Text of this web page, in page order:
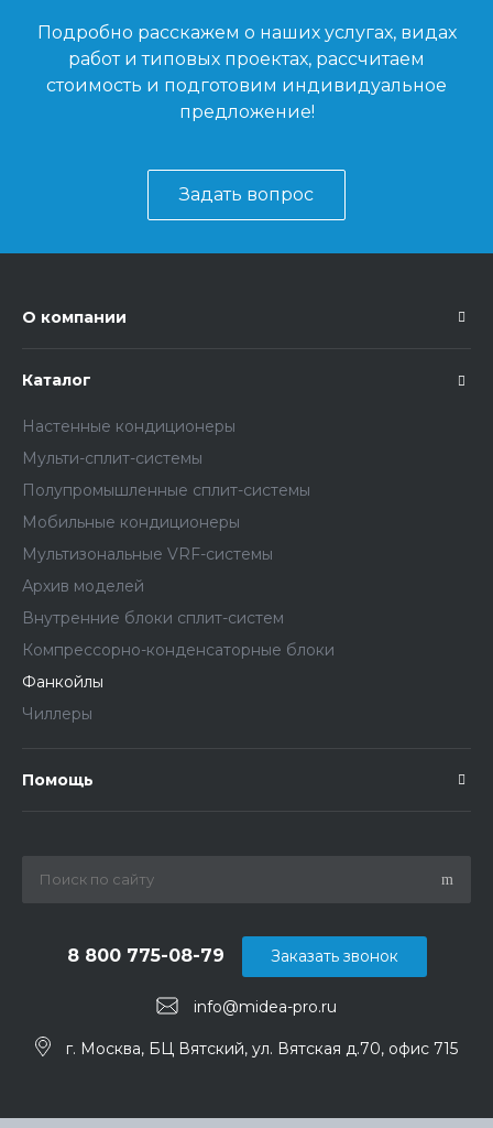
Подробно расскажем о наших услугах, видах
работ и типовых проектах, рассчитаем
стоимость и подготовим индивидуальное
предложение!
Задать вопрос
О компании
Каталог
Настенные кондиционеры
Мульти-сплит-системы
Полупромышленные сплит-системы
Мобильные кондиционеры
Мультизональные VRF-системы
Архив моделей
Внутренние блоки сплит-систем
Компрессорно-конденсаторные блоки
Фанкойлы
Чиллеры
Помощь
info@midea-pro.ru
8 800 775-08-79
г. Москва, БЦ Вятский, ул. Вятская д.70, офис 715
Заказать звонок